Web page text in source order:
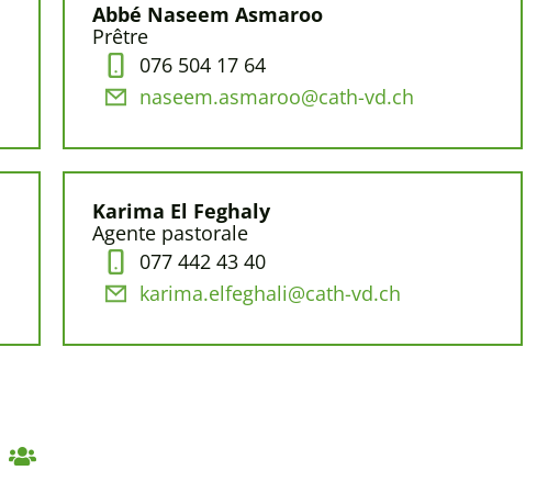
Abbé Naseem Asmaroo
Prêtre
076 504 17 64
naseem.asmaroo@cath-vd.ch
Karima El Feghaly
Agente pastorale
077 442 43 40
karima.elfeghali@cath-vd.ch